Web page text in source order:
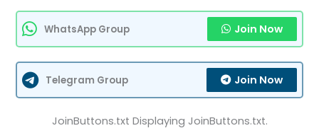
WhatsApp Group Join Now
Telegram Group Join Now
JoinButtons.txt Displaying JoinButtons.txt.